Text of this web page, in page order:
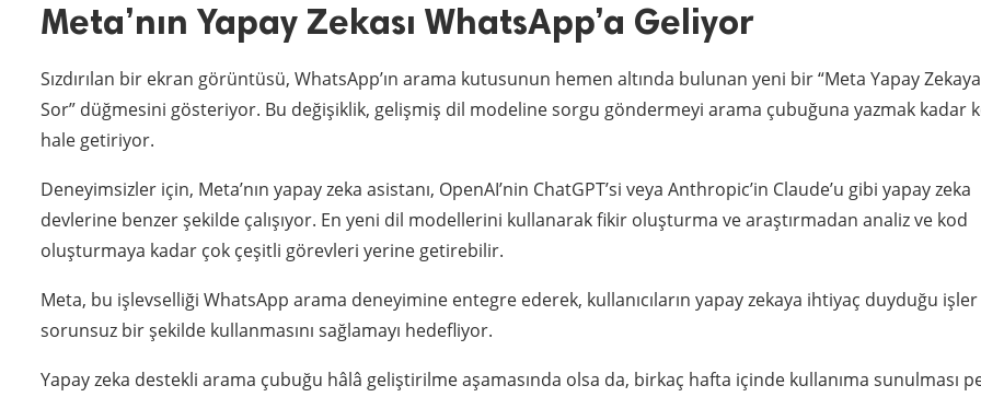
Meta’nın Yapay Zekası WhatsApp’a Geliyor
Sızdırılan bir ekran görüntüsü, WhatsApp’ın arama kutusunun hemen altında bulunan yeni bir “Meta Yapay Zekaya
Sor” düğmesini gösteriyor. Bu değişiklik, gelişmiş dil modeline sorgu göndermeyi arama çubuğuna yazmak kadar
hale getiriyor.
Deneyimsizler için, Meta’nın yapay zeka asistanı, OpenAI’nin ChatGPT’si veya Anthropic’in Claude’u gibi yapay zeka
devlerine benzer şekilde çalışıyor. En yeni dil modellerini kullanarak fikir oluşturma ve araştırmadan analiz ve kod
oluşturmaya kadar çok çeşitli görevleri yerine getirebilir.
Meta, bu işlevselliği WhatsApp arama deneyimine entegre ederek, kullanıcıların yapay zekaya ihtiyaç duyduğu
sorunsuz bir şekilde kullanmasını sağlamayı hedefliyor.
Yapay zeka destekli arama çubuğu hâlâ geliştirilme aşamasında olsa da, birkaç hafta içinde kullanıma sunulması